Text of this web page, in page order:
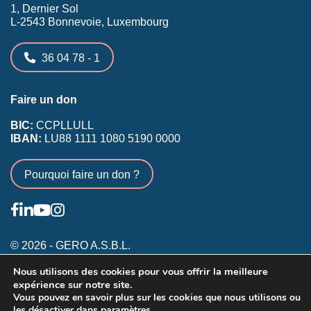
1, Dernier Sol
L-2543 Bonnevoie, Luxembourg
36 04 78 - 1
Faire un don
BIC: CCPLLULL
IBAN: LU88 1111 1080 5190 0000
Pourquoi faire un don ?
© 2026 - GERO A.S.B.L.
Conditions générales
Inscription membres existants
Nous utilisons des cookies pour vous offrir la meilleure
expérience sur notre site.
Vous pouvez en savoir plus sur les cookies que nous utilisons ou